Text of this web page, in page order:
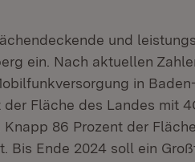
und
ein. Nach aktuellen
in
Fläche des Landes mit
86 Prozent der
Ende 2024 soll ein